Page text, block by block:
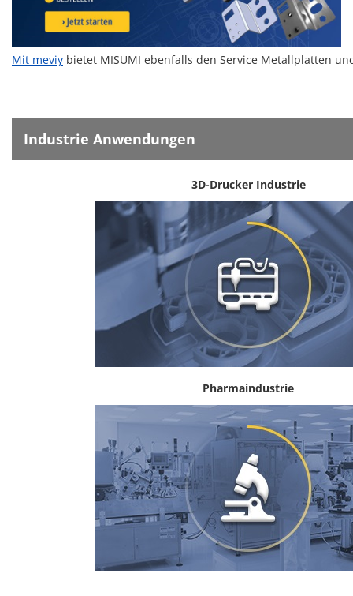
Mit meviy bietet MISUMI ebenfalls den Service Metallplatten
Industrie Anwendungen
3D-Drucker Industrie
Pharmaindustrie